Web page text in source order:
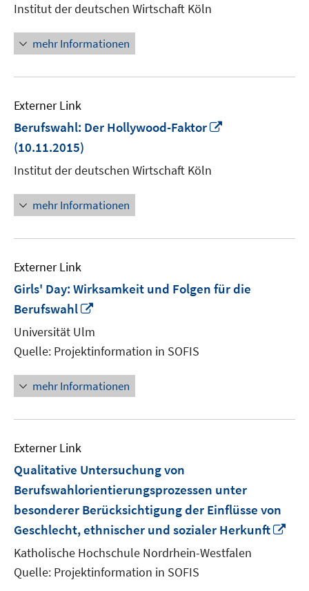
Fenster
Institut der deutschen Wirtschaft Köln
mehr Informationen
Externer Link
Berufswahl: Der Hollywood-Faktor
(10.11.2015)
Institut der deutschen Wirtschaft Köln
mehr Informationen
Externer Link
Girls' Day: Wirksamkeit und Folgen für die
Berufswahl
Fenster
öffnen
Universität Ulm
Quelle: Projektinformation in SOFIS
mehr Informationen
Externer Link
Qualitative Untersuchung von
Berufswahlorientierungsprozessen unter
besonderer Berücksichtigung der Einflüsse von
Geschlecht, ethnischer und sozialer Herkunft
Katholische Hochschule Nordrhein-Westfalen
Quelle: Projektinformation in SOFIS